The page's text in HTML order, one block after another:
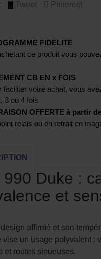
Tweet Pinterest
FIDELITE
ce produit vous
CB EN x FOIS
faciliter votre achat, vous
3 ou 4 fois
OFFERTE à partir
relais ou en retrait en
990 Duke :
et
affirmé et son
vise un usage polyvalent :
et routes sinueuses.